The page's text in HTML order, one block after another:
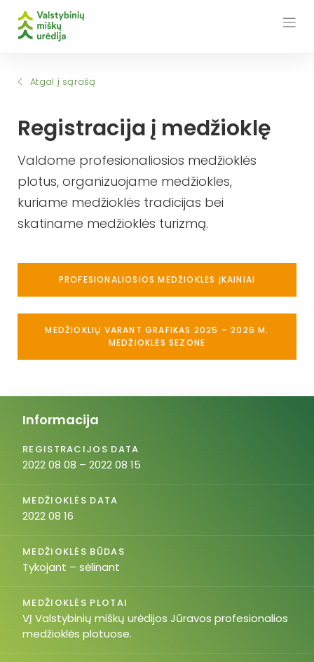
Atgal į sąrašą
Registracija į medžioklę
Valdome profesionaliosios medžioklės
plotus, organizuojame medžiokles,
kuriame medžioklės tradicijas bei
skatiname medžioklės turizmą.
PROFESIONALIOSIOS MEDŽIOKLĖS ĮKAINIAI
MEDŽIOKLIŲ VARANT GRAFIKAS 2025 – 2026 M.
MEDŽIOKLĖS SEZONE
Informacija
REGISTRACIJOS DATA
2022 08 08 – 2022 08 15
MEDŽIOKLĖS DATA
2022 08 16
MEDŽIOKLĖS BŪDAS
Tykojant – sėlinant
MEDŽIOKLĖS PLOTAI
VĮ Valstybinių miškų urėdijos Jūravos profesionalios
medžioklės plotuose.